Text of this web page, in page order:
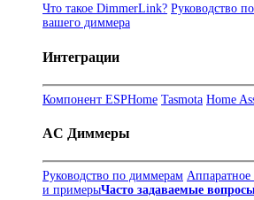
Что такое DimmerLink? Руководство
вашего диммера
Интеграции
Компонент ESPHome Tasmota Home
AC Диммеры
Руководство по диммерам Аппаратное
и примерыЧасто задаваемые